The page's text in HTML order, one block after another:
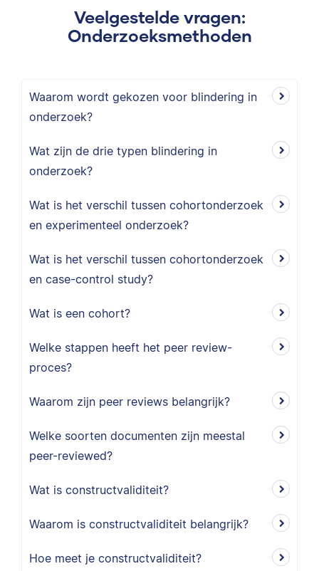
Veelgestelde vragen:
Onderzoeksmethoden
Waarom wordt gekozen voor blindering in
onderzoek?
Wat zijn de drie typen blindering in
onderzoek?
Wat is het verschil tussen cohortonderzoek
en experimenteel onderzoek?
Wat is het verschil tussen cohortonderzoek
en case-control study?
Wat is een cohort?
Welke stappen heeft het peer review-
proces?
Waarom zijn peer reviews belangrijk?
Welke soorten documenten zijn meestal
peer-reviewed?
Wat is constructvaliditeit?
Waarom is constructvaliditeit belangrijk?
Hoe meet je constructvaliditeit?